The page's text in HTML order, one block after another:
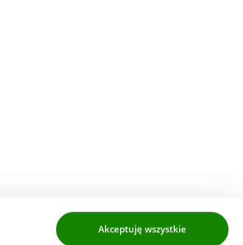
Akceptuję wszystkie